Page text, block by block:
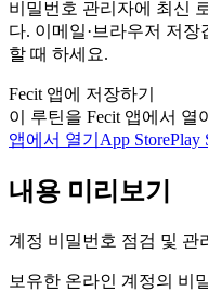
비밀번호 관리자에 최신
다. 이메일·브라우저 저장
할 때 하세요.
Fecit 앱에 저장하기
이 루틴을 Fecit 앱에서
앱에서 열기 App StorePlay
내용 미리보기
계정 비밀번호 점검 및 관
보유한 온라인 계정의 비